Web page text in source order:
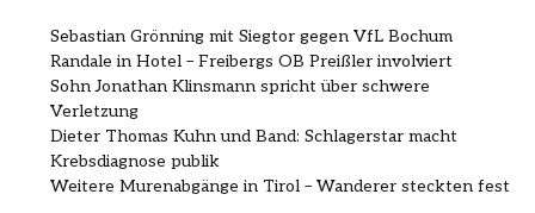
Sebastian Grönning mit Siegtor gegen VfL Bochum
Randale in Hotel – Freibergs OB Preißler involviert
Sohn Jonathan Klinsmann spricht über schwere
Verletzung
Dieter Thomas Kuhn und Band: Schlagerstar macht
Krebsdiagnose publik
Weitere Murenabgänge in Tirol – Wanderer steckten fest